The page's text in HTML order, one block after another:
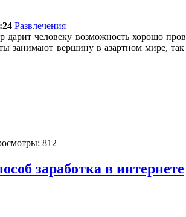
Развлечения
человеку возможность хорошо
занимают вершину в азартном мире,
812
заработка в интернете